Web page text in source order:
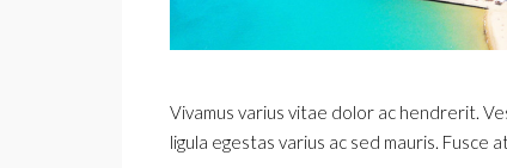
Vivamus varius vitae dolor ac hendrerit.
ligula egestas varius ac sed mauris. Fusce